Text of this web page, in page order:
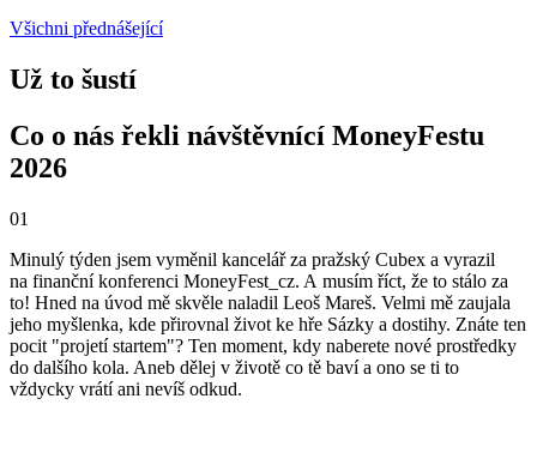
Všichni přednášející
Už to šustí
Co o nás řekli návštěvnící MoneyFestu
2026
01
Minulý týden jsem vyměnil kancelář za pražský Cubex a vyrazil
na finanční konferenci MoneyFest_cz. A musím říct, že to stálo za
to! Hned na úvod mě skvěle naladil Leoš Mareš. Velmi mě zaujala
jeho myšlenka, kde přirovnal život ke hře Sázky a dostihy. Znáte ten
pocit "projetí startem"? Ten moment, kdy naberete nové prostředky
do dalšího kola. Aneb dělej v životě co tě baví a ono se ti to
vždycky vrátí ani nevíš odkud.